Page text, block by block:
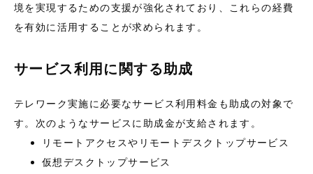
境を実現するための支援が強化されており、これらの経費
を有効に活用することが求められます。
サービス利用に関する助成
テレワーク実施に必要なサービス利用料金も助成の対象で
す。次のようなサービスに助成金が支給されます。
リモートアクセスやリモートデスクトップサービス
仮想デスクトップサービス